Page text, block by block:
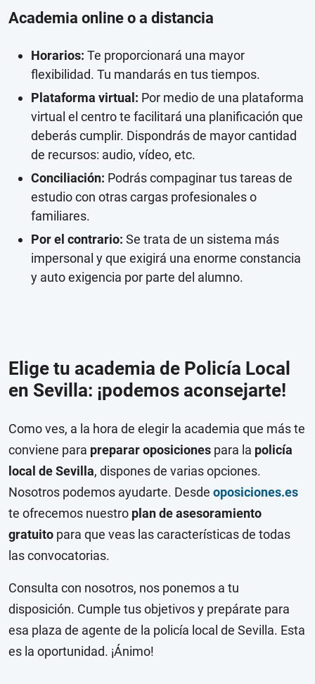
Academia online o a distancia
Horarios: Te proporcionará una mayor
flexibilidad. Tu mandarás en tus tiempos.
Plataforma virtual: Por medio de una plataforma
virtual el centro te facilitará una planificación que
deberás cumplir. Dispondrás de mayor cantidad
de recursos: audio, vídeo, etc.
Conciliación: Podrás compaginar tus tareas de
estudio con otras cargas profesionales o
familiares.
Por el contrario: Se trata de un sistema más
impersonal y que exigirá una enorme constancia
y auto exigencia por parte del alumno.
Elige tu academia de Policía Local
en Sevilla: ¡podemos aconsejarte!
Como ves, a la hora de elegir la academia que más te
conviene para preparar oposiciones para la policía
local de Sevilla, dispones de varias opciones.
Nosotros podemos ayudarte. Desde oposiciones.es
te ofrecemos nuestro plan de asesoramiento
gratuito para que veas las características de todas
las convocatorias.
Consulta con nosotros, nos ponemos a tu
disposición. Cumple tus objetivos y prepárate para
esa plaza de agente de la policía local de Sevilla. Esta
es la oportunidad. ¡Ánimo!